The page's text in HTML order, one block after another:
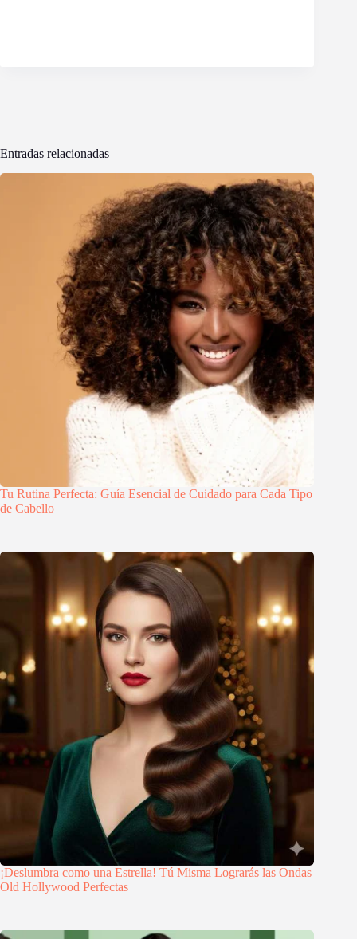
Entradas relacionadas
Tu Rutina Perfecta: Guía Esencial de Cuidado para Cada Tipo
de Cabello
¡Deslumbra como una Estrella! Tú Misma Lograrás las Ondas
Old Hollywood Perfectas